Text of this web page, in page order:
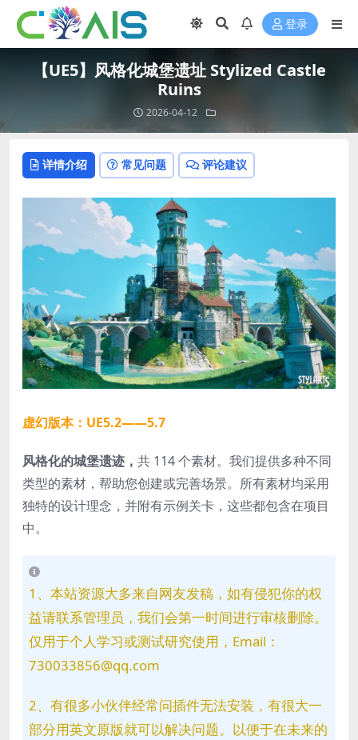
登录
【UE5】风格化城堡遗址 Stylized Castle
Ruins
2026-04-12
详情介绍 常见问题 评论建议
虚幻版本：UE5.2——5.7
风格化的城堡遗迹， 共 114 个素材。我们提供多种不同
类型的素材，帮助您创建或完善场景。所有素材均采用
独特的设计理念，并附有示例关卡，这些都包含在项目
中。
1、本站资源大多来自网友发稿，如有侵犯你的权
益请联系管理员，我们会第一时间进行审核删除。
仅用于个人学习或测试研究使用，Email：
730033856@qq.com
2、有很多小伙伴经常问插件无法安装，有很大一
部分用英文原版就可以解决问题。以便于在未来的